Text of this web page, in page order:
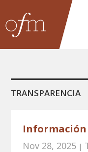
TRANSPARENCIA
Nov 28, 2025 |